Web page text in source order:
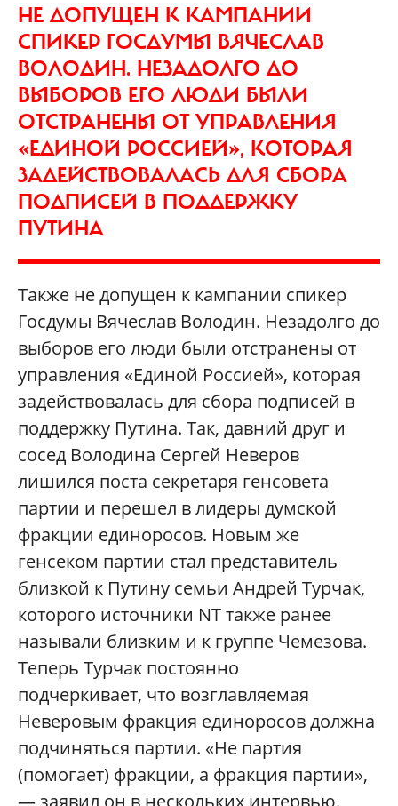
НЕ ДОПУЩЕН К КАМПАНИИ
СПИКЕР ГОСДУМЫ ВЯЧЕСЛАВ
ВОЛОДИН. НЕЗАДОЛГО ДО
ВЫБОРОВ ЕГО ЛЮДИ БЫЛИ
ОТСТРАНЕНЫ ОТ УПРАВЛЕНИЯ
«ЕДИНОЙ РОССИЕЙ», КОТОРАЯ
ЗАДЕЙСТВОВАЛАСЬ ДЛЯ СБОРА
ПОДПИСЕЙ В ПОДДЕРЖКУ
ПУТИНА
Также не допущен к кампании спикер
Госдумы Вячеслав Володин. Незадолго до
выборов его люди были отстранены от
управления «Единой Россией», которая
задействовалась для сбора подписей в
поддержку Путина. Так, давний друг и
сосед Володина Сергей Неверов
лишился поста секретаря генсовета
партии и перешел в лидеры думской
фракции единоросов. Новым же
генсеком партии стал представитель
близкой к Путину семьи Андрей Турчак,
которого источники NT также ранее
называли близким и к группе Чемезова.
Теперь Турчак постоянно
подчеркивает, что возглавляемая
Неверовым фракция единоросов должна
подчиняться партии. «Не партия
(помогает) фракции, а фракция партии»,
— заявил он в нескольких интервью.